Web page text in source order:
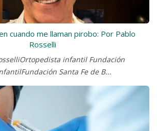
cuando me llaman pirobo: Por Pablo
Rosselli
infantil Fundación
Santa Fe de B...